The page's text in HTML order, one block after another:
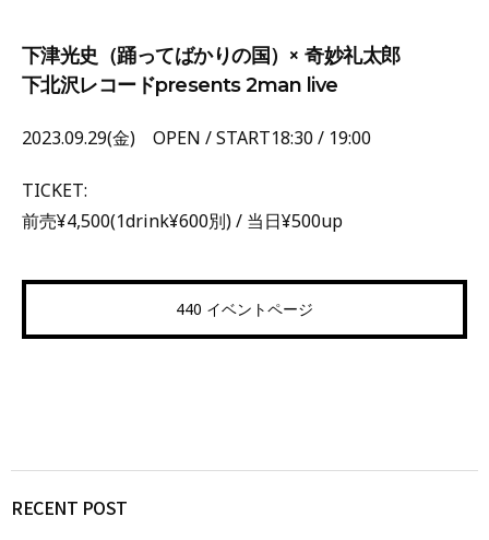
下津光史（踊ってばかりの国）× 奇妙礼太郎
下北沢レコードpresents 2man live
2023.09.29(金) OPEN / START18:30 / 19:00
TICKET:
前売¥4,500(1drink¥600別) / 当日¥500up
440 イベントページ
RECENT POST